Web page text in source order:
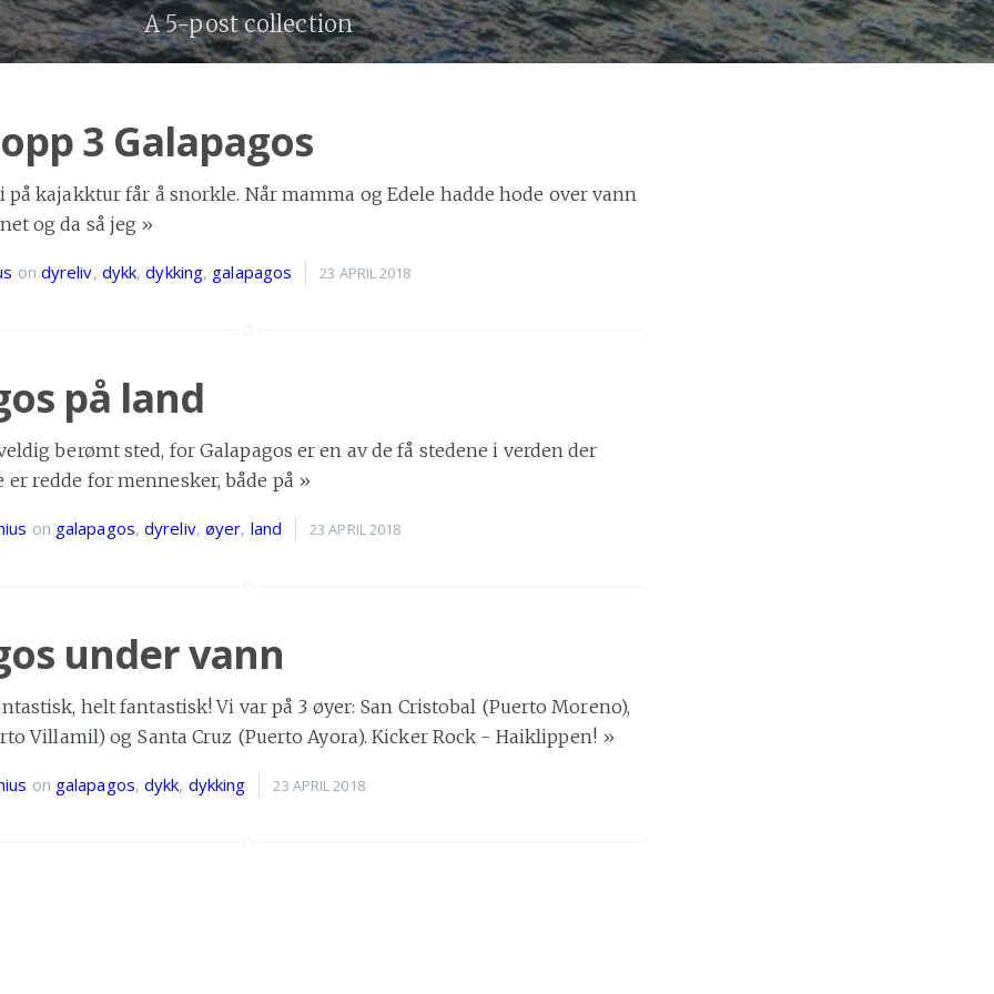
A 5-post collection
3 Galapagos
på kajakktur får å snorkle. Når mamma og Edele hadde hode over vann
og da så jeg »
on dyreliv, dykk,dykking, galapagos 23 APRIL 2018
på land
berømt sted, for Galapagos er en av de få stedene i verden der
redde for mennesker, både på »
on galapagos,dyreliv, øyer, land 23 APRIL 2018
under vann
helt fantastisk! Vi var på 3 øyer: San Cristobal (Puerto Moreno),
Villamil) og Santa Cruz (Puerto Ayora). Kicker Rock - Haiklippen! »
on galapagos,dykk, dykking 23 APRIL 2018